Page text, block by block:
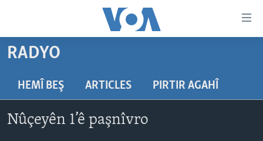
Yekser
here
naveroka
serekî
here
NÛÇE
FOTO GALERÎ
AMERÎKA
RADYO
HEMÎ BEŞ ARTICLES PIRTIR AGAHÎ
Nûçeyên 1’ê paşnîvro